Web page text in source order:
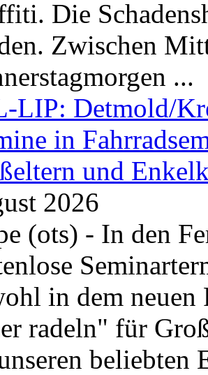
Die
Zwischen
...
LIP: Detmold/
in
und
2026
(ots) - In den
in dem neuen
radeln" für
beliebten